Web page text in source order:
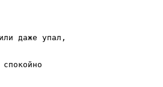
даже упал,